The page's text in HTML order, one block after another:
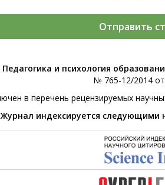
Отправить
и психология
№ 765-12/2014
в перечень рецензируемых
Журнал индексируется